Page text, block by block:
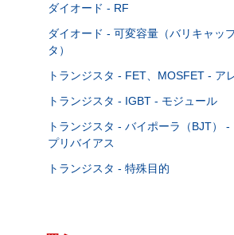
ダイオード - RF
ダイオード - 可変容量（バリキャッ
タ）
トランジスタ - FET、MOSFET - ア
トランジスタ - IGBT - モジュール
トランジスタ - バイポーラ（BJT） -
プリバイアス
トランジスタ - 特殊目的